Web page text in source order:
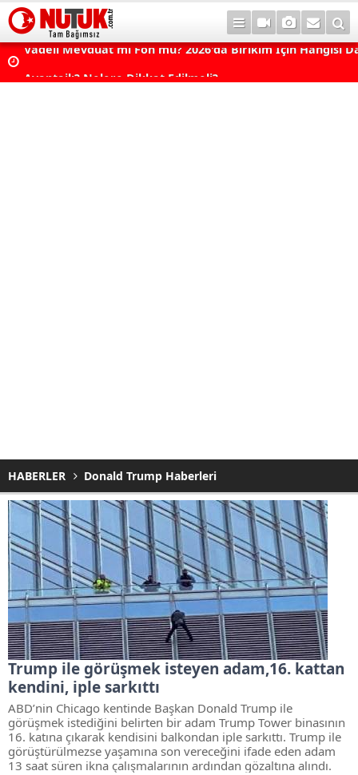
Vadeli Mevduat mı Fon mu? 2026'da Birikim İçin Hangisi
Avantajlı? Nelere Dikkat Edilmeli?
HABERLER Donald Trump Haberleri
Trump ile görüşmek isteyen adam,16. kattan
kendini, iple sarkıttı
ABD’nin Chicago kentinde Başkan Donald Trump ile
görüşmek istediğini belirten bir adam Trump Tower binasının
16. katına çıkarak kendisini balkondan iple sarkıttı. Trump ile
görüştürülmezse yaşamına son vereceğini ifade eden adam
13 saat süren ikna çalışmalarının ardından gözaltına alındı.